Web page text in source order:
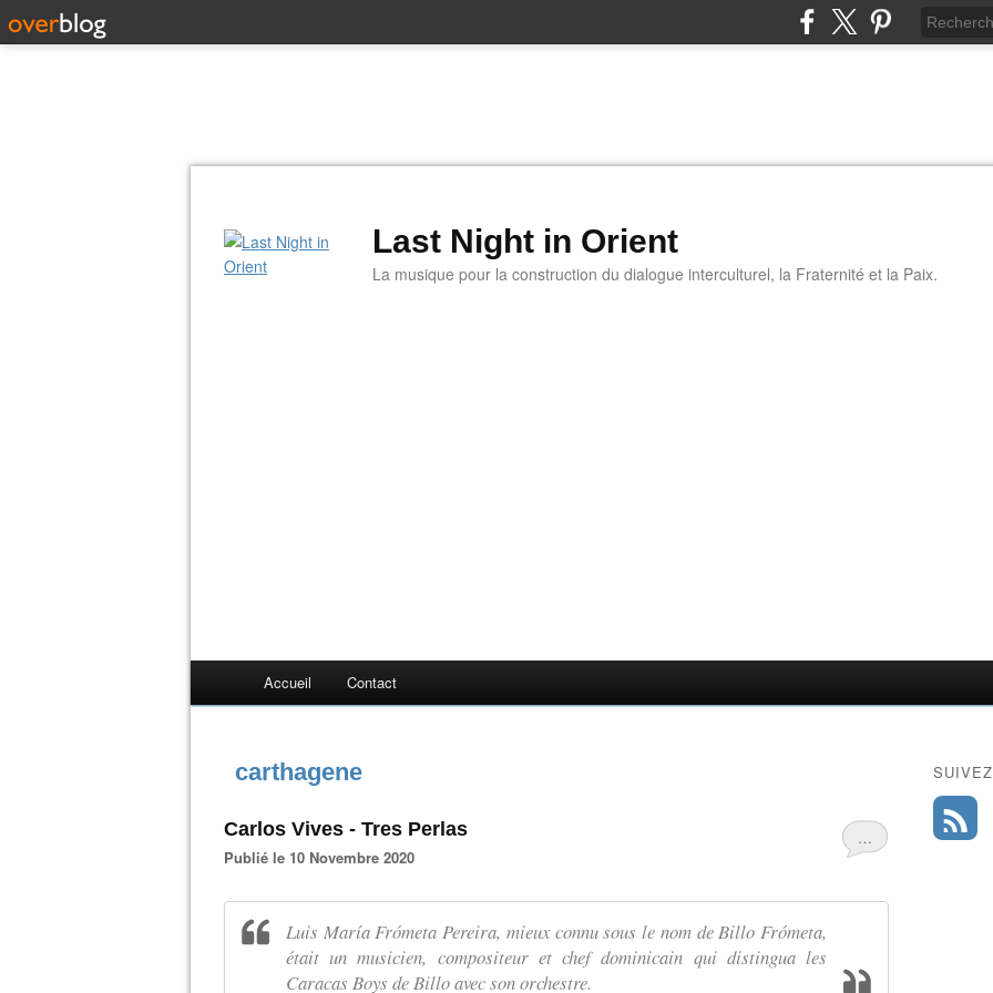
Last Night in Orient
La musique pour la construction du dialogue interculturel, la Fraternité et la Paix.
Accueil Contact
carthagene
…
Carlos Vives - Tres Perlas
Publié le 10 Novembre 2020
Luis María Frómeta Pereira, mieux connu sous le nom de Billo Frómeta,
était un musicien, compositeur et chef dominicain qui distingua les
Caracas Boys de Billo avec son orchestre.